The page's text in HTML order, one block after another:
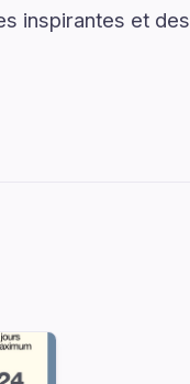
inspirantes et des